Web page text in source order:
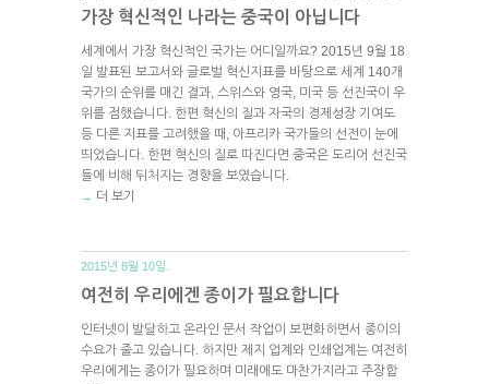
가장 혁신적인 나라는 중국이 아닙니다
세계에서 가장 혁신적인 국가는 어디일까요? 2015년 9월 18
일 발표된 보고서와 글로벌 혁신지표를 바탕으로 세계 140개
국가의 순위를 매긴 결과, 스위스와 영국, 미국 등 선진국이 우
위를 점했습니다. 한편 혁신의 질과 자국의 경제성장 기여도
등 다른 지표를 고려했을 때, 아프리카 국가들의 선전이 눈에
띄었습니다. 한편 혁신의 질로 따진다면 중국은 도리어 선진국
들에 비해 뒤처지는 경향을 보였습니다.
→ 더 보기
2015년 8월 10일.
여전히 우리에겐 종이가 필요합니다
인터넷이 발달하고 온라인 문서 작업이 보편화하면서 종이의
수요가 줄고 있습니다. 하지만 제지 업계와 인쇄업계는 여전히
우리에게는 종이가 필요하며 미래에도 마찬가지라고 주장합